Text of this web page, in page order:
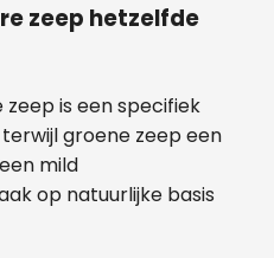
zeep hetzelfde
zeep is een specifiek
groene zeep een
mild
op natuurlijke basis